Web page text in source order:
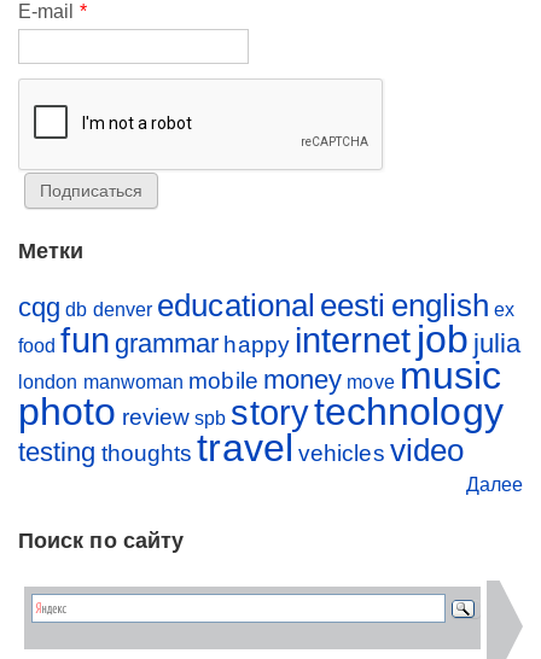
E-mail *
Метки
cqg db denver educational eesti english ex
food fun grammar happy internet job julia
london manwoman mobile money move music
photo review spb storytechnology
testing thoughts travel vehicles video
Далее
Поиск по сайту